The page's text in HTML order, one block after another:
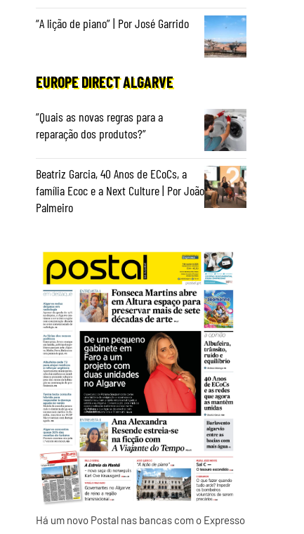
“A lição de piano” | Por José Garrido
EUROPE DIRECT ALGARVE
“Quais as novas regras para a
reparação dos produtos?”
Beatriz Garcia, 40 Anos de ECoCs, a
família Ecoc e a Next Culture | Por João
Palmeiro
Há um novo Postal nas bancas com o Expresso